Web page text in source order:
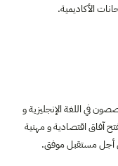
الأكاديمية.
في اللغة الإنجليزية و
آفاق اقتصادية و مهنية
أجل مستقبل موفق.